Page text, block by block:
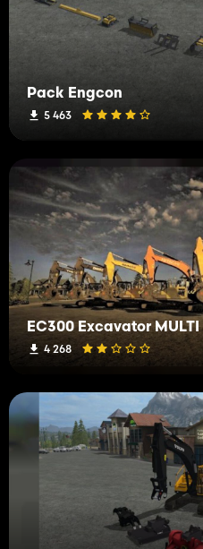
Pack Engcon
5 463
EC300 Excavator
4 268